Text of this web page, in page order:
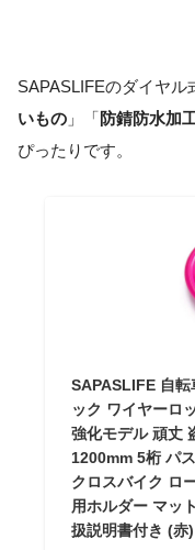
SAPASLIFEのダイヤル
いもの 」「防錆防水加
ぴったりです。
SAPASLIFE 自転
ック ワイヤーロ
強化モデル 頑丈
1200mm 5桁 パ
クロスバイク ロ
用ホルダー マッ
扱説明書付き (赤)